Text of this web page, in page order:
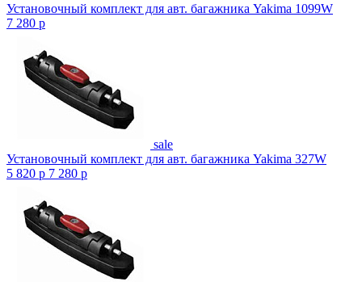
Установочный комплект для авт. багажника Yakima 1099W
7 280 p
sale
Установочный комплект для авт. багажника Yakima 327W
5 820 p 7 280 p